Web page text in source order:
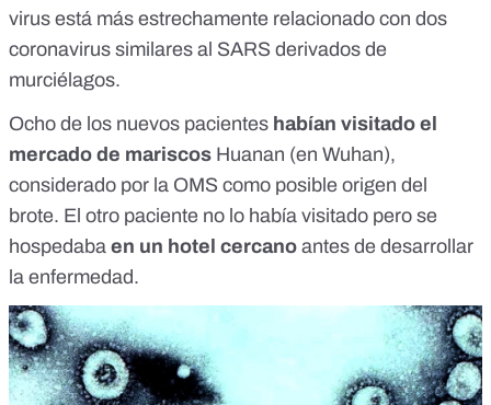
virus está más estrechamente relacionado con dos
coronavirus similares al SARS derivados de
murciélagos.
Ocho de los nuevos pacientes habían visitado el
mercado de mariscos Huanan (en Wuhan),
considerado por la OMS como posible origen del
brote. El otro paciente no lo había visitado pero se
hospedaba en un hotel cercano antes de desarrollar
la enfermedad.